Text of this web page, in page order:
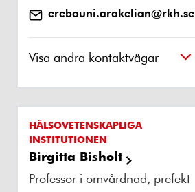
erebouni.arakelian@rkh.se
Visa andra kontaktvägar
HÄLSOVETENSKAPLIGA
INSTITUTIONEN
Birgitta Bisholt
Professor i omvårdnad, prefekt